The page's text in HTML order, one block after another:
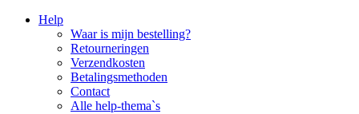
Help
Waar is mijn bestelling?
Retourneringen
Verzendkosten
Betalingsmethoden
Contact
Alle help-thema`s